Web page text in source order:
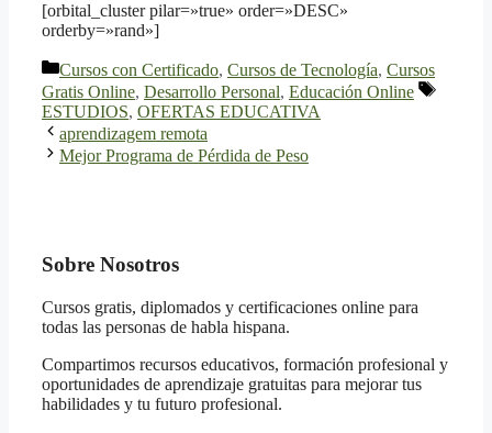
[orbital_cluster pilar=»true» order=»DESC»
orderby=»rand»]
Categorías
Cursos con Certificado, Cursos de Tecnología, Cursos
Gratis Online, Desarrollo Personal, Educación Online
ESTUDIOS, OFERTAS EDUCATIVA
aprendizagem remota
Mejor Programa de Pérdida de Peso
Sobre Nosotros
Cursos gratis, diplomados y certificaciones online para
todas las personas de habla hispana.
Compartimos recursos educativos, formación profesional y
oportunidades de aprendizaje gratuitas para mejorar tus
habilidades y tu futuro profesional.